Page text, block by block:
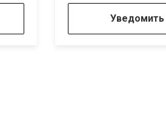
Уведомить